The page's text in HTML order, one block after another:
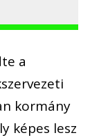
a
kormány
képes lesz